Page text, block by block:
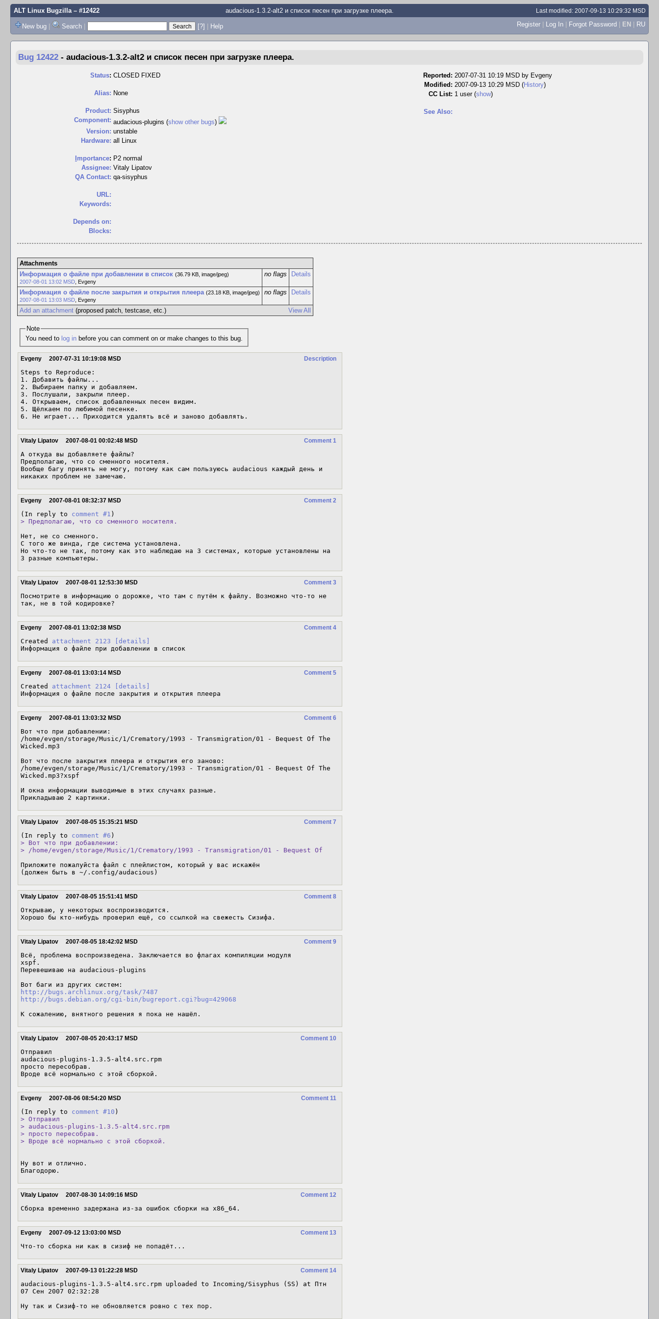
ALT Linux Bugzilla– #12422 audacious-1.3.2-alt2 и список песен при загрузке плеера. Last modified: 2007-09-13 10:29:32 MSD
New bug | Search | [?] | Help Register | Log In | Forgot Password | EN | RU
Bug 12422 - audacious-1.3.2-alt2 и список песен при загрузке плеера.
Status: CLOSED FIXED
Alias: None
Product: Sisyphus
Component: audacious-plugins (show other bugs)
Version: unstable
Hardware: all Linux
mportance: P2 normal
Assignee: Vitaly Lipatov
QA Contact: qa-sisyphus
URL:
Keywords:
Depends on:
Blocks:
Reported: 2007-07-31 10:19 MSD by Evgeny
Modified: 2007-09-13 10:29 MSD (History)
CC List: 1 user (show)
See Also:
Attachments
Информация о файле при добавлении в список (36.79 KB, image/jpeg)
2007-08-01 13:02 MSD, Evgeny
no flags Details
Информация о файле после закрытия и открытия плеера (23.18 KB, image/jpeg)
2007-08-01 13:03 MSD, Evgeny
no flags Details
View All
Add an attachment(proposed patch, testcase, etc.)
Note
You need to log in before you can comment on or make changes to this bug.
Description
Evgeny 2007-07-31 10:19:08 MSD
Steps to Reproduce:
1. Добавить файлы...
2. Выбираем папку и добавляем.
3. Послушали, закрыли плеер.
4. Открываем, список добавленных песен видим.
5. Щёлкаем по любимой песенке.
6. Не играет... Приходится удалять всё и заново добавлять.
Comment 1
Vitaly Lipatov 2007-08-01 00:02:48 MSD
А откуда вы добавляете файлы?
Предполагаю, что со сменного носителя.
Вообще багу принять не могу, потому как сам пользуюсь audacious каждый день и
никаких проблем не замечаю.
Comment 2
Evgeny 2007-08-01 08:32:37 MSD
(In reply to comment #1
> Предполагаю, что со сменного носителя.
Нет, не со сменного.
С того же винда, где система установлена.
Но что-то не так, потому как это наблюдаю на 3 системах, которые установлены на
3 разные компьютеры.
Comment 3
Vitaly Lipatov 2007-08-01 12:53:30 MSD
Посмотрите в информацию о дорожке, что там с путём к файлу. Возможно что-то не
так, не в той кодировке?
Comment 4
Evgeny 2007-08-01 13:02:38 MSD
Created attachment 2123
[details]
Информация о файле при добавлении в список
Comment 5
Evgeny 2007-08-01 13:03:14 MSD
Created attachment 2124
[details]
Информация о файле после закрытия и открытия плеера
Comment 6
Evgeny 2007-08-01 13:03:32 MSD
Вот что при добавлении:
/home/evgen/storage/Music/1/Crematory/1993 - Transmigration/01 - Bequest Of The
Wicked.mp3
Вот что после закрытия плеера и открытия его заново:
/home/evgen/storage/Music/1/Crematory/1993 - Transmigration/01 - Bequest Of The
Wicked.mp3?xspf
И окна информации выводимые в этих случаях разные.
Comment 7
Vitaly Lipatov 2007-08-05 15:35:21 MSD
(In reply to comment #6
> Вот что при добавлении:
> /home/evgen/storage/Music/1/Crematory/1993 - Transmigration/01 - Bequest Of
Приложите пожалуйста файл с плейлистом, который у вас искажён
Comment 8
Vitaly Lipatov 2007-08-05 15:51:41 MSD
Открываю, у некоторых воспроизводится.
Хорошо бы кто-нибудь проверил ещё, со ссылкой на свежесть Сизифа.
Comment 9
Vitaly Lipatov 2007-08-05 18:42:02 MSD
Всё, проблема воспроизведена. Заключается во флагах компиляции модуля
xspf.
Перевешиваю на audacious-plugins
http://bugs.archlinux.org/task/7487
http://bugs.debian.org/cgi-bin/bugreport.cgi?bug=429068
Comment 10
Vitaly Lipatov 2007-08-05 20:43:17 MSD
Отправил
audacious-plugins-1.3.5-alt4.src.rpm
просто пересобрав.
Вроде всё нормально с этой сборкой.
Comment 11
Evgeny 2007-08-06 08:54:20 MSD
(In reply to comment #10
> Отправил
> audacious-plugins-1.3.5-alt4.src.rpm
> просто пересобрав.
> Вроде всё нормально с этой сборкой.
Ну вот и отлично.
Благодорю.
Comment 12
Vitaly Lipatov 2007-08-30 14:09:16 MSD
Сборка временно задержана из-за ошибок сборки на x86_64.
Comment 13
Evgeny 2007-09-12 13:03:00 MSD
Что-то сборка ни как в сизиф не попадёт...
Comment 14
Vitaly Lipatov 2007-09-13 01:22:28 MSD
audacious-plugins-1.3.5-alt4.src.rpm uploaded to Incoming/Sisyphus (SS) at Птн
07 Сен 2007 02:32:28
Ну так и Сизиф-то не обновляется ровно с тех пор.